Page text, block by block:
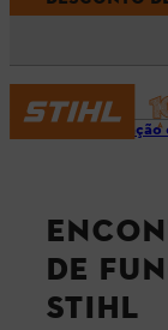
Informação
DE
STIHL